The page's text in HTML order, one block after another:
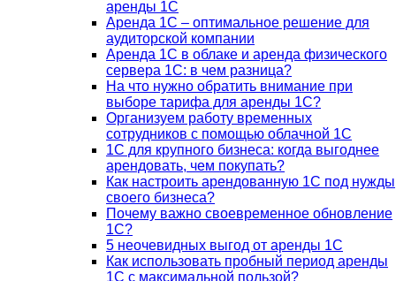
аренды 1С
Аренда 1С – оптимальное решение для
аудиторской компании
Аренда 1С в облаке и аренда физического
сервера 1С: в чем разница?
На что нужно обратить внимание при
выборе тарифа для аренды 1С?
Организуем работу временных
сотрудников с помощью облачной 1С
1С для крупного бизнеса: когда выгоднее
арендовать, чем покупать?
Как настроить арендованную 1С под нужды
своего бизнеса?
Почему важно своевременное обновление
1С?
5 неочевидных выгод от аренды 1С
Как использовать пробный период аренды
1С с максимальной пользой?